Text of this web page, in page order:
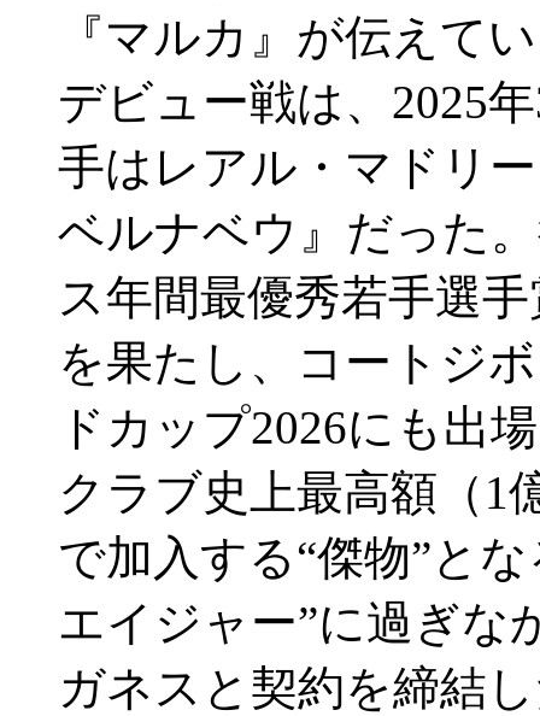
『マルカ』が伝え
デビュー戦は、2025
手はレアル・マドリ
ベルナベウ』だった
ス年間最優秀若手選
を果たし、コートジ
ドカップ2026にも出
クラブ史上最高額（1
で加入する“傑物”と
エイジャー”に過ぎ
ガネスと契約を締結